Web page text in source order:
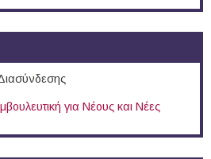
για Νέους και Νέες